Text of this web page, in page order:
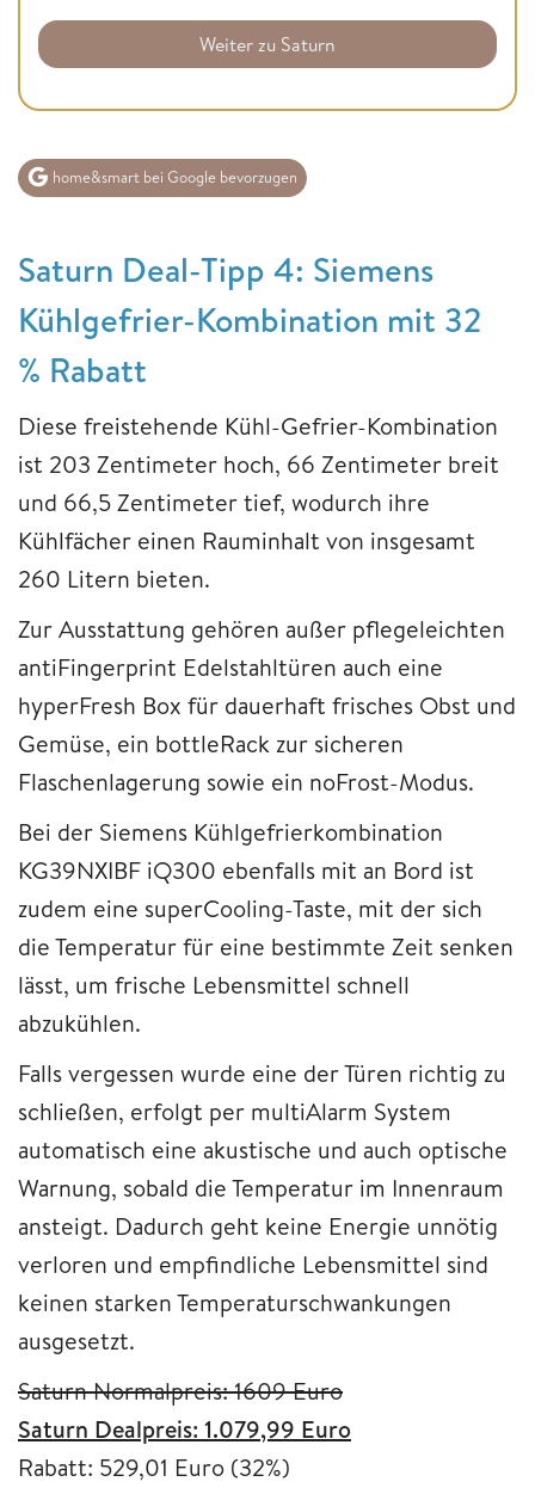
Weiter zu Saturn
home&smart bei Google bevorzugen
Saturn Deal-Tipp 4: Siemens
Kühlgefrier-Kombination mit 32
% Rabatt
Diese freistehende Kühl-Gefrier-Kombination
ist 203 Zentimeter hoch, 66 Zentimeter breit
und 66,5 Zentimeter tief, wodurch ihre
Kühlfächer einen Rauminhalt von insgesamt
260 Litern bieten.
Zur Ausstattung gehören außer pflegeleichten
antiFingerprint Edelstahltüren auch eine
hyperFresh Box für dauerhaft frisches Obst und
Gemüse, ein bottleRack zur sicheren
Flaschenlagerung sowie ein noFrost-Modus.
Bei der Siemens Kühlgefrierkombination
KG39NXIBF iQ300 ebenfalls mit an Bord ist
zudem eine superCooling-Taste, mit der sich
die Temperatur für eine bestimmte Zeit senken
lässt, um frische Lebensmittel schnell
abzukühlen.
Falls vergessen wurde eine der Türen richtig zu
schließen, erfolgt per multiAlarm System
automatisch eine akustische und auch optische
Warnung, sobald die Temperatur im Innenraum
ansteigt. Dadurch geht keine Energie unnötig
verloren und empfindliche Lebensmittel sind
keinen starken Temperaturschwankungen
ausgesetzt.
Saturn Normalpreis: 1609 Euro
Saturn Dealpreis: 1.079,99 Euro
Rabatt: 529,01 Euro (32%)